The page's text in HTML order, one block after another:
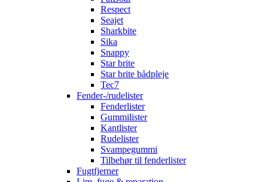
Respect
Seajet
Sharkbite
Sika
Snappy
Star brite
Star brite bådpleje
Tec7
Fender-/rudelister
Fenderlister
Gummilister
Kantlister
Rudelister
Svampegummi
Tilbehør til fenderlister
Fugtfjerner